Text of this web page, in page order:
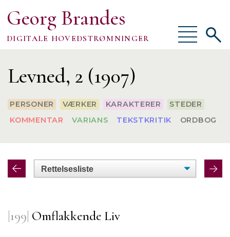
Georg Brandes
DIGITALE HOVEDSTRØMNINGER
Vis/skjul
menu
FORSKNING
Vis/
Levned, 2 (1907)
PERSONER VÆRKER KARAKTERER
STEDER
KOMMENTAR
VARIANS TEKSTKRITIK ORDBOG
|199| Omflakkende Liv